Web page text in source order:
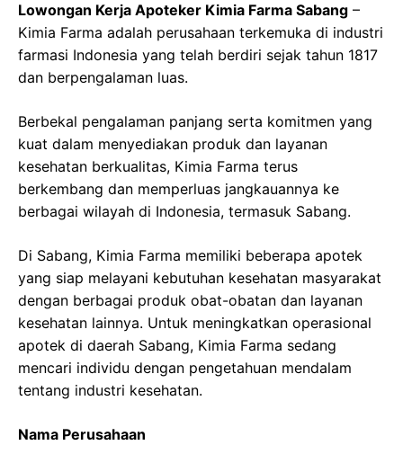
Lowongan Kerja Apoteker Kimia Farma Sabang –
Kimia Farma adalah perusahaan terkemuka di industri
farmasi Indonesia yang telah berdiri sejak tahun 1817
dan berpengalaman luas.
Berbekal pengalaman panjang serta komitmen yang
kuat dalam menyediakan produk dan layanan
kesehatan berkualitas, Kimia Farma terus
berkembang dan memperluas jangkauannya ke
berbagai wilayah di Indonesia, termasuk Sabang.
Di Sabang, Kimia Farma memiliki beberapa apotek
yang siap melayani kebutuhan kesehatan masyarakat
dengan berbagai produk obat-obatan dan layanan
kesehatan lainnya. Untuk meningkatkan operasional
apotek di daerah Sabang, Kimia Farma sedang
mencari individu dengan pengetahuan mendalam
tentang industri kesehatan.
Nama Perusahaan